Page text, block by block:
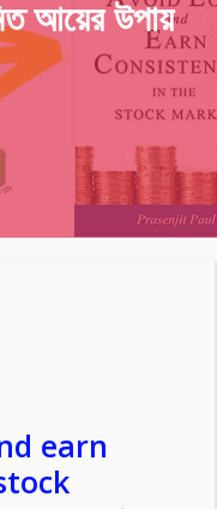
আয়ের উপায়
earn